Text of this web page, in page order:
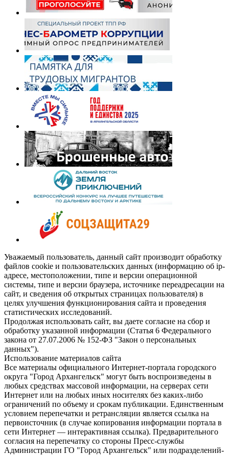
Уважаемый пользователь, данный сайт производит обработку
файлов cookie и пользовательских данных (информацию об ip-
адресе, местоположении, типе и версии операционной
системы, типе и версии браузера, источнике переадресации на
сайт, и сведения об открытых страницах пользователя) в
целях улучшения функционирования сайта и проведения
статистических исследований.
Продолжая использовать сайт, вы даете согласие на сбор и
обработку указанной информации (Статья 6 Федерального
закона от 27.07.2006 № 152-ФЗ "Закон о персональных
данных").
Использование материалов сайта
Все материалы официального Интернет-портала городского
округа "Город Архангельск" могут быть воспроизведены в
любых средствах массовой информации, на серверах сети
Интернет или на любых иных носителях без каких-либо
ограничений по объему и срокам публикации. Единственным
условием перепечатки и ретрансляции является ссылка на
первоисточник (в случае копирования информации портала в
сети Интернет — интерактивная ссылка). Предварительного
согласия на перепечатку со стороны Пресс-службы
Администрации ГО "Город Архангельск" или подразделений-